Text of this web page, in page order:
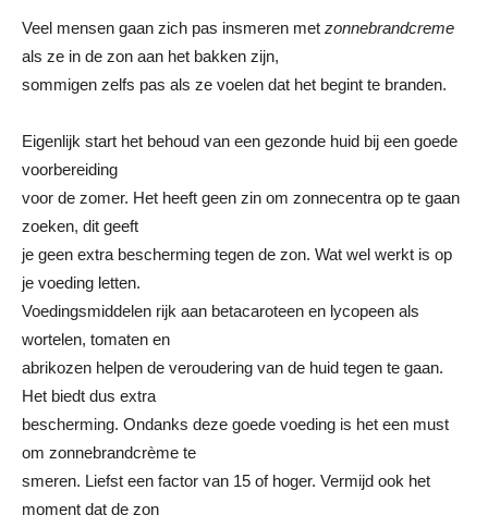
Veel mensen gaan zich pas insmeren met zonnebrandcreme
als ze in de zon aan het bakken zijn,
sommigen zelfs pas als ze voelen dat het begint te branden.
Eigenlijk start het behoud van een gezonde huid bij een goede
voorbereiding
voor de zomer. Het heeft geen zin om zonnecentra op te gaan
zoeken, dit geeft
je geen extra bescherming tegen de zon. Wat wel werkt is op
je voeding letten.
Voedingsmiddelen rijk aan betacaroteen en lycopeen als
wortelen, tomaten en
abrikozen helpen de veroudering van de huid tegen te gaan.
Het biedt dus extra
bescherming. Ondanks deze goede voeding is het een must
om zonnebrandcrème te
smeren. Liefst een factor van 15 of hoger. Vermijd ook het
moment dat de zon